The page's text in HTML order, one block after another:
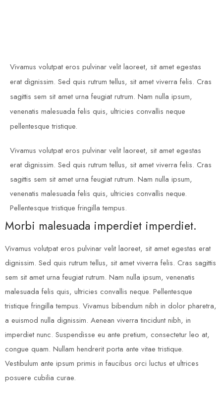
Vivamus volutpat eros pulvinar velit laoreet, sit amet egestas
erat dignissim. Sed quis rutrum tellus, sit amet viverra felis. Cras
sagittis sem sit amet urna feugiat rutrum. Nam nulla ipsum,
venenatis malesuada felis quis, ultricies convallis neque
pellentesque tristique.
Vivamus volutpat eros pulvinar velit laoreet, sit amet egestas
erat dignissim. Sed quis rutrum tellus, sit amet viverra felis. Cras
sagittis sem sit amet urna feugiat rutrum. Nam nulla ipsum,
venenatis malesuada felis quis, ultricies convallis neque.
Pellentesque tristique fringilla tempus.
Morbi malesuada imperdiet imperdiet.
Vivamus volutpat eros pulvinar velit laoreet, sit amet egestas erat
dignissim. Sed quis rutrum tellus, sit amet viverra felis. Cras sagittis
sem sit amet urna feugiat rutrum. Nam nulla ipsum, venenatis
malesuada felis quis, ultricies convallis neque. Pellentesque
tristique fringilla tempus. Vivamus bibendum nibh in dolor pharetra,
a euismod nulla dignissim. Aenean viverra tincidunt nibh, in
imperdiet nunc. Suspendisse eu ante pretium, consectetur leo at,
congue quam. Nullam hendrerit porta ante vitae tristique.
Vestibulum ante ipsum primis in faucibus orci luctus et ultrices
posuere cubilia curae.